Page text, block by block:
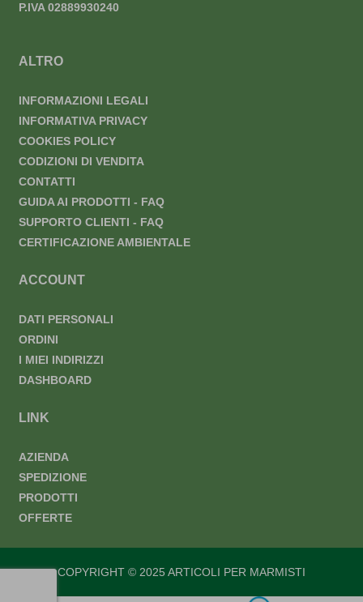
P.IVA 02889930240
ALTRO
INFORMAZIONI LEGALI
INFORMATIVA PRIVACY
COOKIES POLICY
CODIZIONI DI VENDITA
CONTATTI
GUIDA AI PRODOTTI - FAQ
SUPPORTO CLIENTI - FAQ
CERTIFICAZIONE AMBIENTALE
ACCOUNT
DATI PERSONALI
ORDINI
I MIEI INDIRIZZI
DASHBOARD
LINK
AZIENDA
SPEDIZIONE
PRODOTTI
OFFERTE
COPYRIGHT © 2025 ARTICOLI PER MARMISTI